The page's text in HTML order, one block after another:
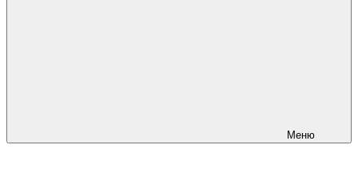
Меню